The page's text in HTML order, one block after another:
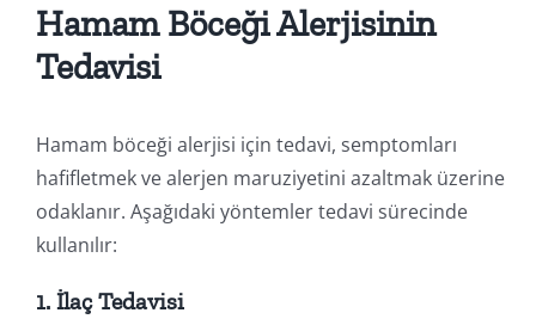
Hamam Böceği Alerjisinin
Tedavisi
Hamam böceği alerjisi için tedavi, semptomları
hafifletmek ve alerjen maruziyetini azaltmak üzerine
odaklanır. Aşağıdaki yöntemler tedavi sürecinde
kullanılır:
1. İlaç Tedavisi